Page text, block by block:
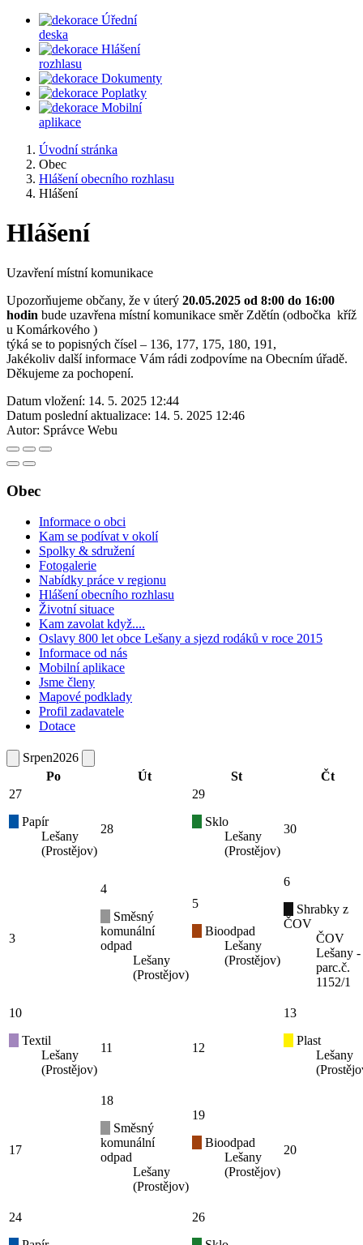
Úřední
deska
Hlášení
rozhlasu
Dokumenty
Poplatky
Mobilní
aplikace
Úvodní stránka
Obec
Hlášení obecního rozhlasu
Hlášení
Hlášení
Uzavření místní komunikace
Upozorňujeme občany, že v úterý 20.05.2025 od 8:00 do 16:00
hodin bude uzavřena místní komunikace směr Zdětín (odbočka kříž
u Komárkového )
týká se to popisných čísel – 136, 177, 175, 180, 191,
Jakékoliv další informace Vám rádi zodpovíme na Obecním úřadě.
Děkujeme za pochopení.
Datum vložení: 14. 5. 2025 12:44
Datum poslední aktualizace: 14. 5. 2025 12:46
Autor: Správce Webu
Obec
Informace o obci
Kam se podívat v okolí
Spolky & sdružení
Fotogalerie
Nabídky práce v regionu
Hlášení obecního rozhlasu
Životní situace
Kam zavolat když....
Oslavy 800 let obce Lešany a sjezd rodáků v roce 2015
Informace od nás
Mobilní aplikace
Jsme členy
Mapové podklady
Profil zadavatele
Dotace
Srpen2026
Po
Út St
Čt
27
Papír
Lešany
(Prostějov)
28
29
Sklo
Lešany
(Prostějov)
30
3
4
Směsný
komunální
odpad
Lešany
(Prostějov)
5
Bioodpad
Lešany
(Prostějov)
6
Shrabky z
ČOV
ČOV
Lešany -
parc.č.
1152/1
10
Textil
Lešany
(Prostějov)
11 12
13
Plast
Lešany
17
18
Směsný
komunální
odpad
Lešany
(Prostějov)
19
Bioodpad
Lešany
(Prostějov)
20
24
26